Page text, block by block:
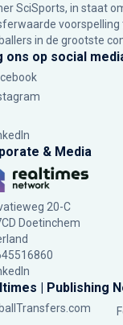
SciSports, in staat
voorspelling
in de grootste
ons op social
& Media
20-C
Doetinchem
| Publishing